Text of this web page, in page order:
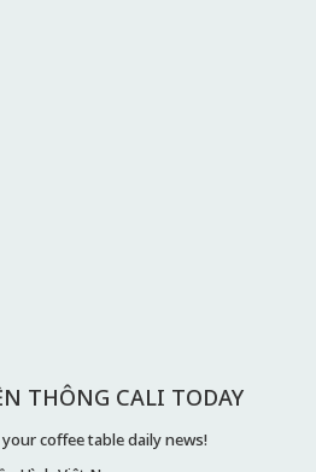
THÔNG CALI TODAY
coffee table daily news!